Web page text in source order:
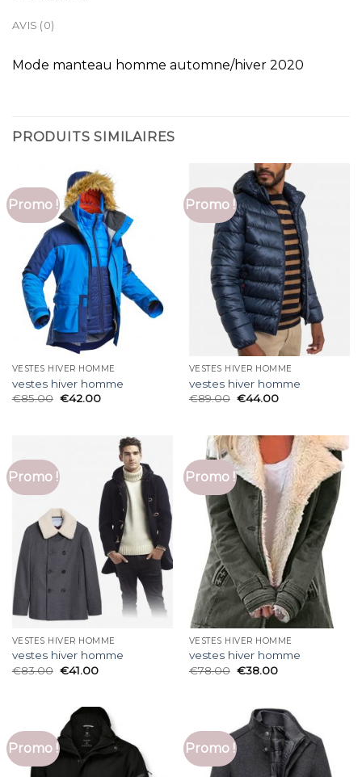
AVIS (0)
Mode manteau homme automne/hiver 2020
PRODUITS SIMILAIRES
Promo !
VESTES HIVER HOMME
vestes hiver homme
€85.00 €42.00
Promo !
VESTES HIVER HOMME
vestes hiver homme
€89.00 €44.00
Promo !
VESTES HIVER HOMME
vestes hiver homme
€83.00 €41.00
Promo !
VESTES HIVER HOMME
vestes hiver homme
€78.00 €38.00
Promo ! Promo !